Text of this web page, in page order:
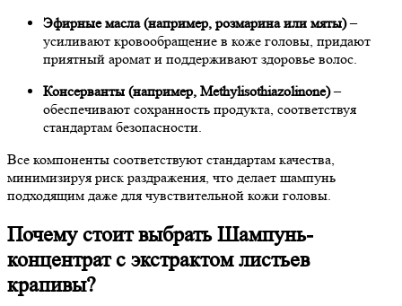
Эфирные масла (например, розмарина или мяты)–
усиливают кровообращение в коже головы, придают
приятный аромат и поддерживают здоровье волос.
Консерванты (например, Methylisothiazolinone)–
обеспечивают сохранность продукта, соответствуя
стандартам безопасности.
Все компоненты соответствуют стандартам качества,
минимизируя риск раздражения, что делает шампунь
подходящим даже для чувствительной кожи головы.
Почему стоит выбрать Шампунь-
концентрат с экстрактом листьев
крапивы?